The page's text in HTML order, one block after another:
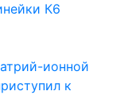
К6
ионной
к